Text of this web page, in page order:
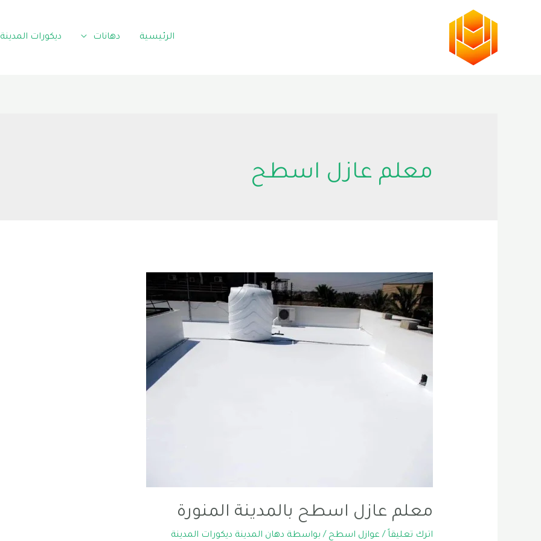
الرئيسية دهانات ديكورات المدينة
معلم عازل اسطح
معلم عازل اسطح بالمدينة المنورة
اترك تعليقاً / عوازل اسطح / بواسطة دهان المدينة ديكورات المدينة